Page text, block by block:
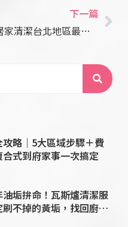
下一篇
居家清潔台北地區最佳選擇！吃力、繁雜的家務就交給ＯＫ管家
略｜5大區域步驟＋費
式到府家事一次搞定
垢拚命！瓦斯爐清潔服
不掉的黃垢，找回廚房